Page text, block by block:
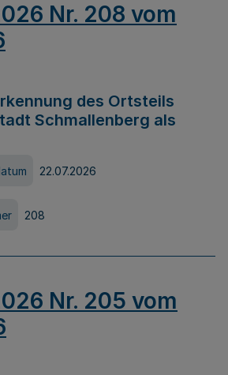
Nr. 208 vom
des Ortsteils
Schmallenberg als
22.07.2026
208
Nr. 205 vom